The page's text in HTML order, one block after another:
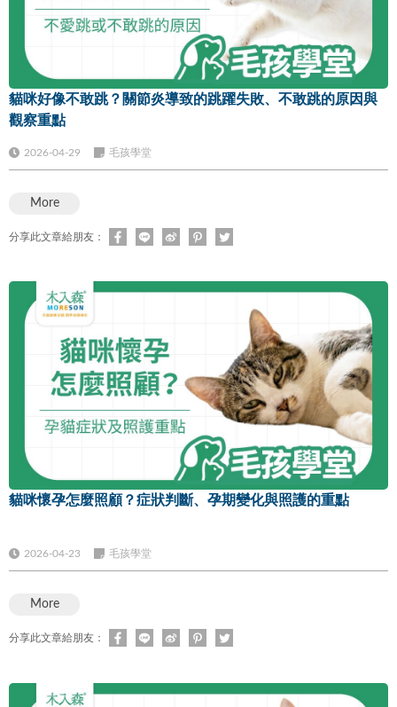
貓咪好像不敢跳？關節炎導致的跳躍失敗、不敢跳的原因與
觀察重點
2026-04-29 毛孩學堂
More
分享此文章給朋友：
貓咪懷孕怎麼照顧？症狀判斷、孕期變化與照護的重點
2026-04-23 毛孩學堂
More
分享此文章給朋友：